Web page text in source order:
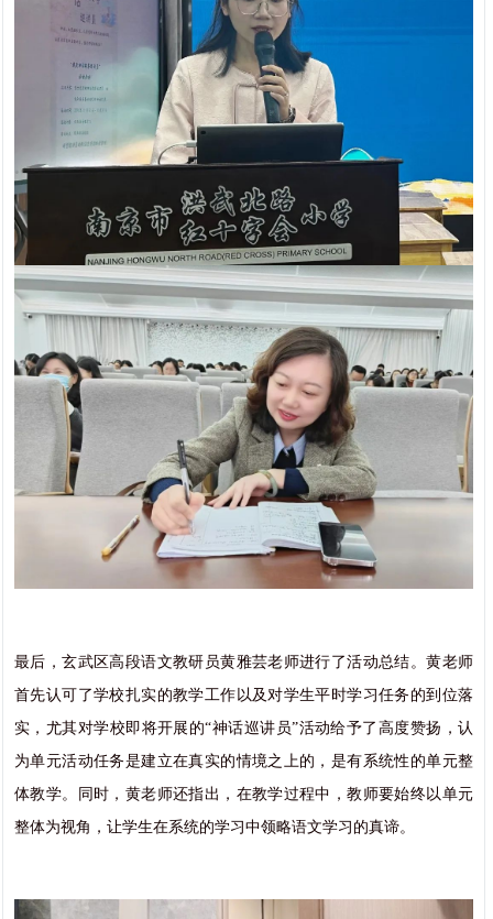
最后，玄武区高段语文教研员黄雅芸老师进行了活动总结。黄老师
首先认可了学校扎实的教学工作以及对学生平时学习任务的到位落
实，尤其对学校即将开展的“神话巡讲员”活动给予了高度赞扬，认
为单元活动任务是建立在真实的情境之上的，是有系统性的单元整
体教学。同时，黄老师还指出，在教学过程中，教师要始终以单元
整体为视角，让学生在系统的学习中领略语文学习的真谛。